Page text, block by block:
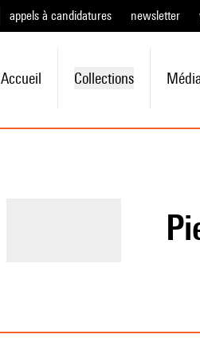
appels à candidatures newsletter
Accueil Collections